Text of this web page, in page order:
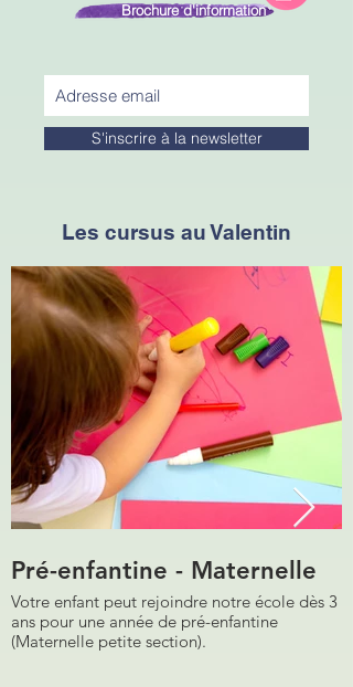
Brochure d'information
S'inscrire à la newsletter
Les cursus au Valentin
Pré-enfantine - Maternelle
Votre enfant peut rejoindre notre école dès 3
ans pour une année de pré-enfantine
(Maternelle petite section).